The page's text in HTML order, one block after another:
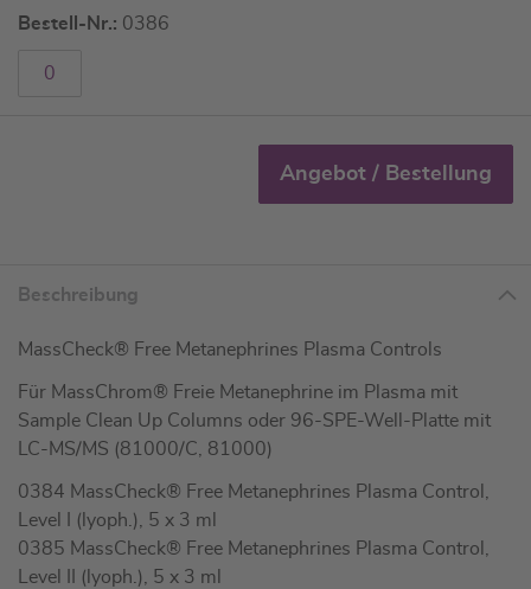
Bestell-Nr.: 0386
Angebot / Bestellung
Beschreibung
MassCheck® Free Metanephrines Plasma Controls
Für MassChrom® Freie Metanephrine im Plasma mit
Sample Clean Up Columns oder 96-SPE-Well-Platte mit
LC-MS/MS (81000/C, 81000)
0384 MassCheck® Free Metanephrines Plasma Control,
Level I (lyoph.), 5 x 3 ml
0385 MassCheck® Free Metanephrines Plasma Control,
Level II (lyoph.), 5 x 3 ml